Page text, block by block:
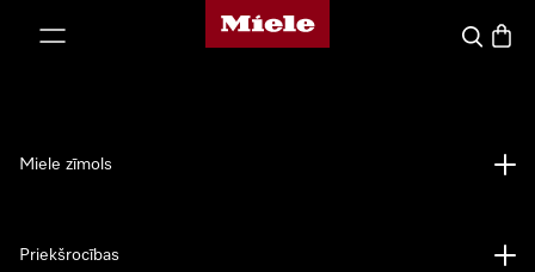
Miele mājas lapa
Miele zīmols
Priekšrocības